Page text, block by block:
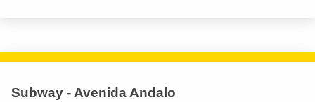
Subway - Avenida Andalo